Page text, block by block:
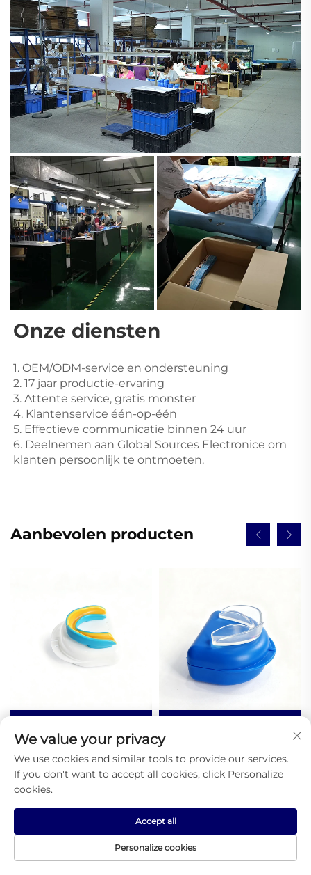
Onze diensten
1. OEM/ODM-service en ondersteuning
2. 17 jaar productie-ervaring
3. Attente service, gratis monster
4. Klantenservice één-op-één
5. Effectieve communicatie binnen 24 uur
6. Deelnemen aan Global Sources Electronice om
klanten persoonlijk te ontmoeten.
Aanbevolen producten
Voetbal Boks
Mondbeugels Sport
Basketbal
Tandmondbeugel Etui
Tandengeknars
Nachts Vormbare
Tandheelkundige
Bescherming voor
Tanden
We value your privacy
We use cookies and similar tools to provide our services.
If you don't want to accept all cookies, click Personalize
cookies.
Personalize cookies
Accept all